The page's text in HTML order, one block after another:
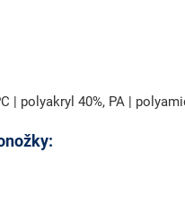
| polyakryl 40%, PA |